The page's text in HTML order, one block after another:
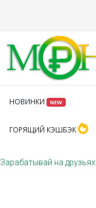
НОВИНКИ NEW
ГОРЯЩИЙ КЭШБЭК
Зарабатывай на друзьях